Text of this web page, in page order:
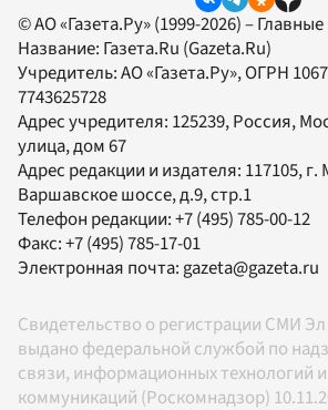
© АО «Газета.Ру» (1999-2026) –
Название: Газета.Ru (Gazeta.Ru)
Учредитель:АО «Газета.Ру», ОГРН
7743625728
Адрес учредителя: 125239, Россия,
улица, дом 67
Адрес редакции и издателя: 117105, г.
Варшавское шоссе, д.9, стр.1
Телефон редакции:+7 (495) 785-00-12
Факс:+7 (495) 785-17-01
Электронная почта:gazeta@gazeta.ru
Свидетельство о регистрации СМИ
выдано федеральной службой по
связи, информационных технологий
коммуникаций (Роскомнадзор)